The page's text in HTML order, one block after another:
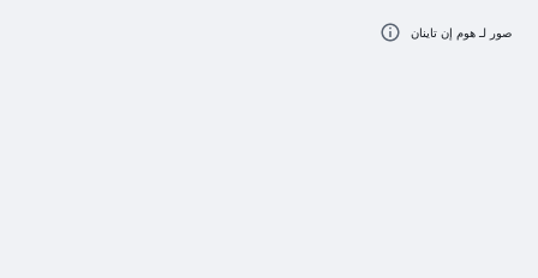
صور لـ هوم إن تاينان